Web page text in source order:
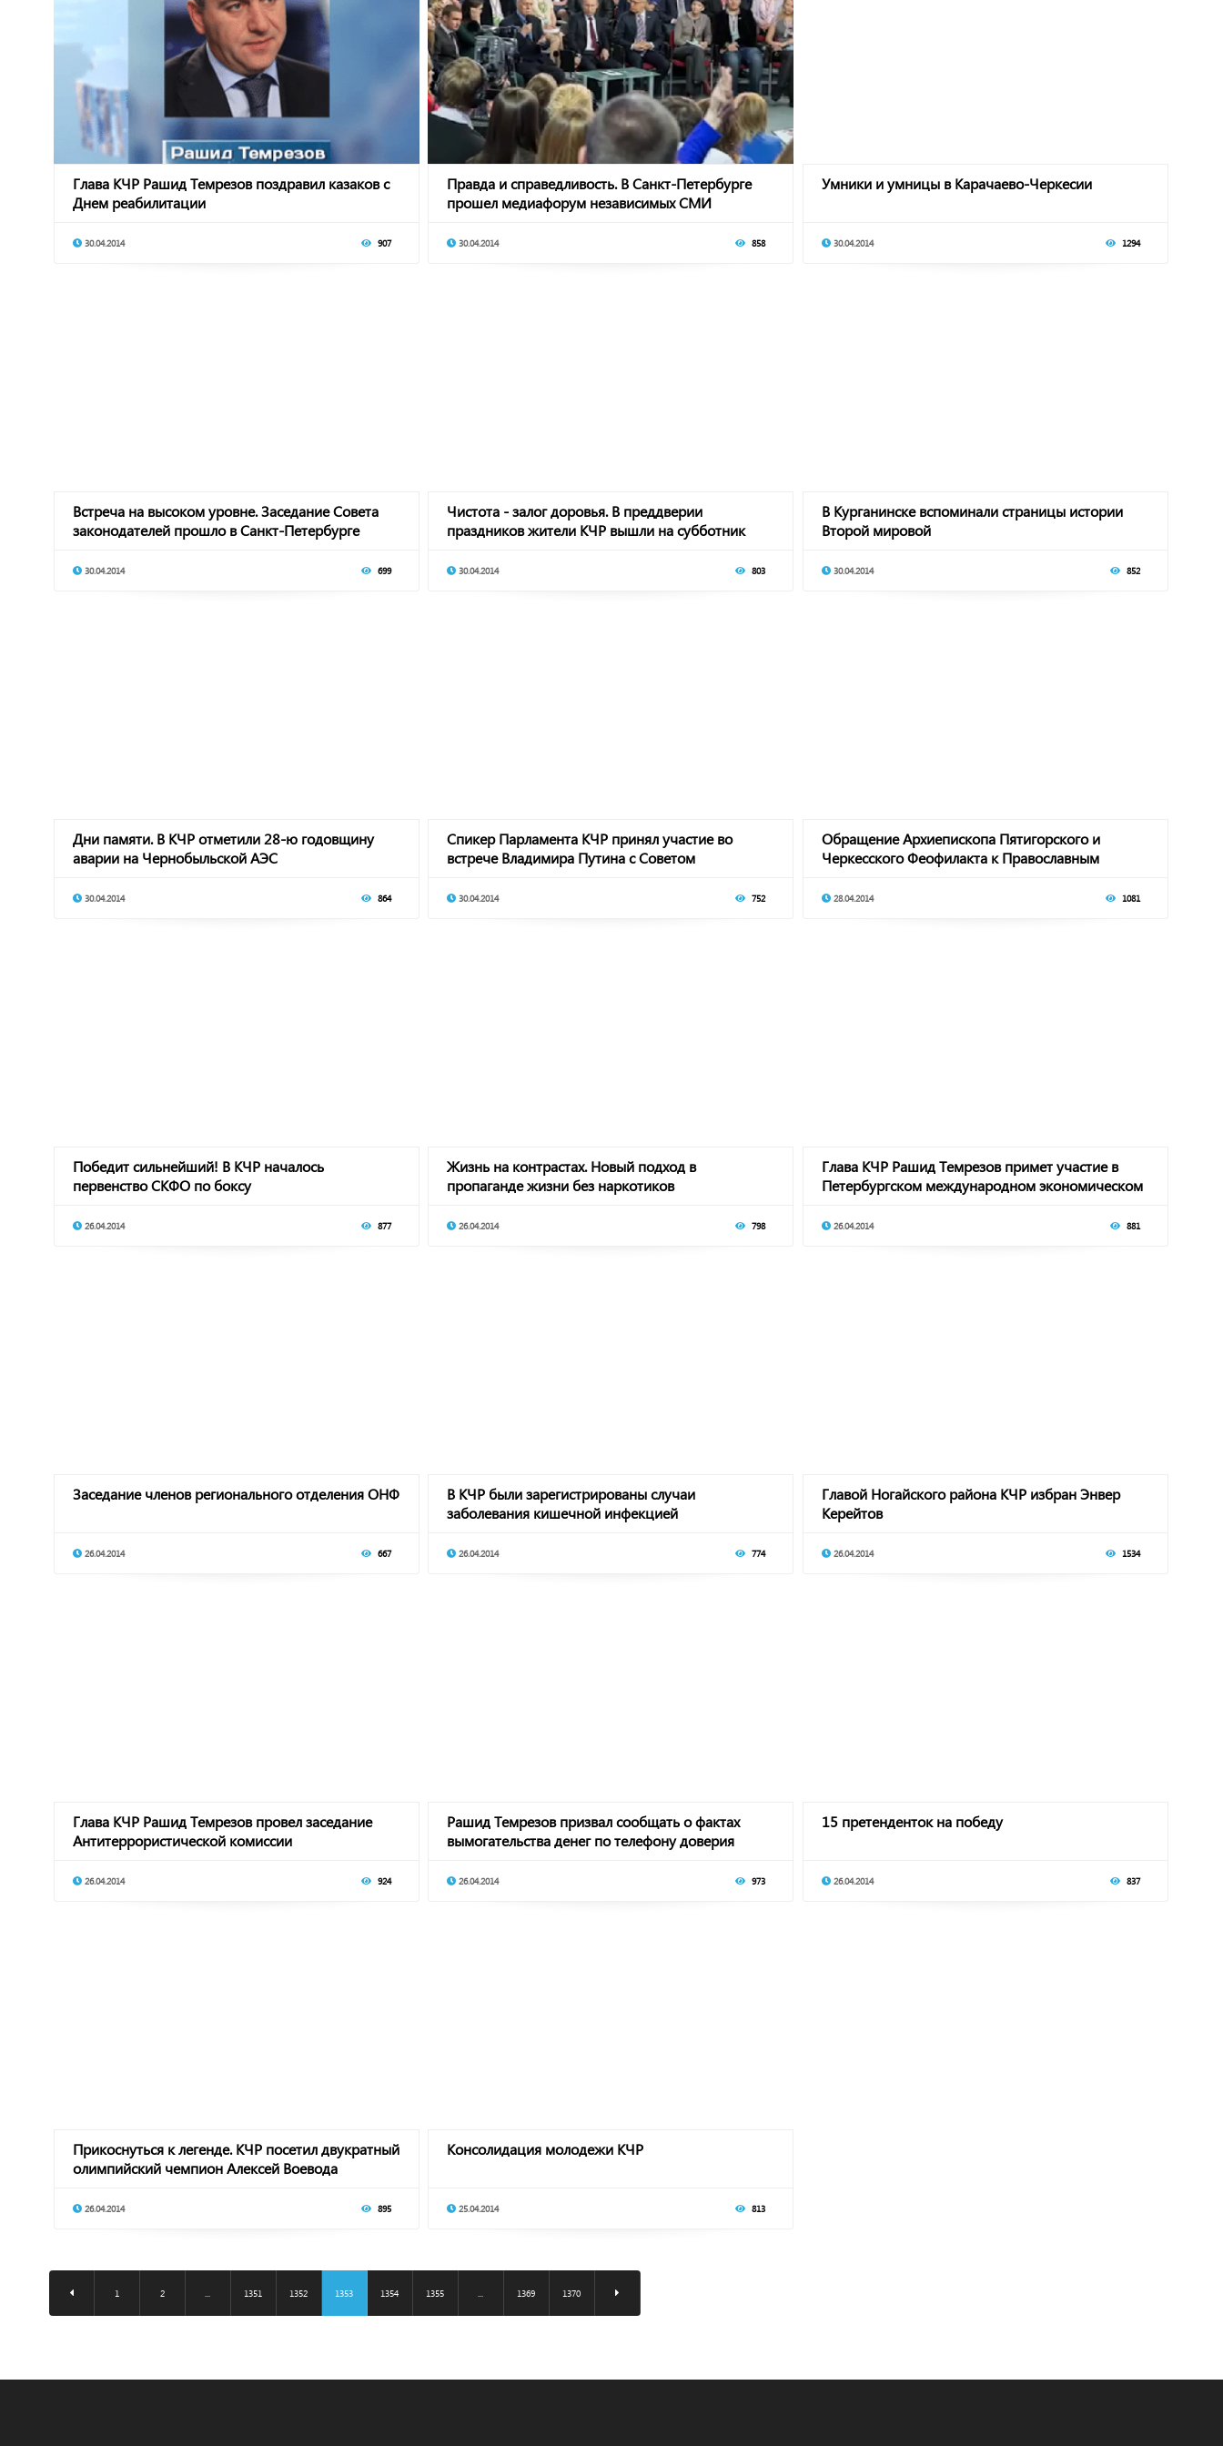
Глава КЧР Рашид Темрезов поздравил казаков с
Днем реабилитации
30.04.2014 907
Правда и справедливость. В Санкт-Петербурге
прошел медиафорум независимых СМИ
30.04.2014 858
Умники и умницы в Карачаево-Черкесии
30.04.2014 1294
Встреча на высоком уровне. Заседание Совета
законодателей прошло в Санкт-Петербурге
30.04.2014 699
Чистота - залог доровья. В преддверии
праздников жители КЧР вышли на субботник
30.04.2014 803
В Курганинске вспоминали страницы истории
Второй мировой
30.04.2014 852
Дни памяти. В КЧР отметили 28-ю годовщину
аварии на Чернобыльской АЭС
30.04.2014 864
Спикер Парламента КЧР принял участие во
встрече Владимира Путина с Советом
30.04.2014 752
Обращение Архиепископа Пятигорского и
Черкесского Феофилакта к Православным
28.04.2014 1081
Победит сильнейший! В КЧР началось
первенство СКФО по боксу
26.04.2014 877
Жизнь на контрастах. Новый подход в
пропаганде жизни без наркотиков
26.04.2014 798
Глава КЧР Рашид Темрезов примет участие в
Петербургском международном экономическом
26.04.2014 881
Заседание членов регионального отделения ОНФ
26.04.2014 667
В КЧР были зарегистрированы случаи
заболевания кишечной инфекцией
26.04.2014 774
Главой Ногайского района КЧР избран Энвер
Керейтов
26.04.2014 1534
Глава КЧР Рашид Темрезов провел заседание
Антитеррористической комиссии
26.04.2014 924
Рашид Темрезов призвал сообщать о фактах
вымогательства денег по телефону доверия
26.04.2014 973
15 претенденток на победу
26.04.2014 837
Прикоснуться к легенде. КЧР посетил двукратный
олимпийский чемпион Алексей Воевода
26.04.2014 895
Консолидация молодежи КЧР
25.04.2014 813
1 2 1351 1352 1353 1354 1355 1369 1370